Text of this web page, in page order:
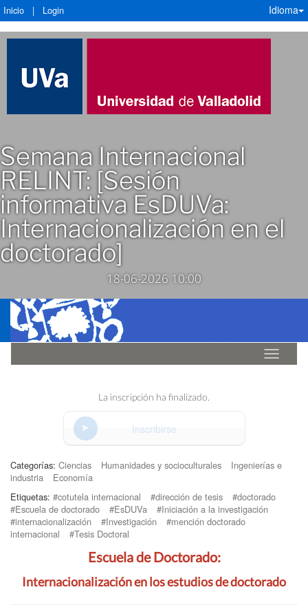
Inicio | Login Idioma
Semana Internacional
RELINT: [Sesión
informativa EsDUVa:
Internacionalización en el
doctorado]
18-06-2026 10:00
Idioma
La inscripción ha finalizado.
Inscribirse
Categorías: Ciencias Humanidades y socioculturales
Ingenierías e
industria
Economía
Etiquetas: #cotutela internacional #dirección de tesis
#doctorado
#Escuela de doctorado
#EsDUVa
#Iniciación a la investigación
#internacionalización
#Investigación
#mención doctorado
internacional
#Tesis Doctoral
Escuela de Doctorado:
Internacionalización en los estudios de doctorado